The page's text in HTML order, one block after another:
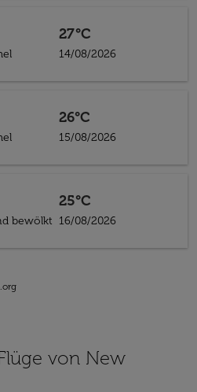
27°C
14/08/2026
26°C
15/08/2026
bewölkt
25°C
16/08/2026
von New